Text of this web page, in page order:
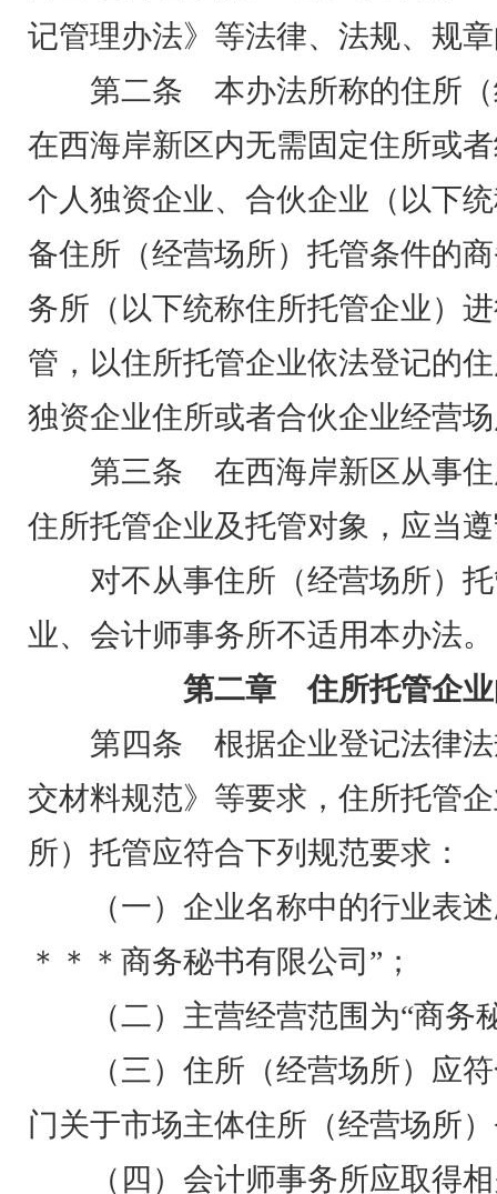
记管理办法》等法律、法规、规
第二条 本办法所称的住所
在西海岸新区内无需固定住所或
个人独资企业、合伙企业（以下
备住所（经营场所）托管条件的
务所（以下统称住所托管企业）
管，以住所托管企业依法登记的
独资企业住所或者合伙企业经营
第三条 在西海岸新区从事
住所托管企业及托管对象，应当
对不从事住所（经营场所）
业、会计师事务所不适用本办法。
第二章 住所托管企业
第四条 根据企业登记法律
交材料规范》等要求，住所托管
所）托管应符合下列规范要求：
（一）企业名称中的行业表
＊＊＊商务秘书有限公司”；
（二）主营经营范围为“商务
（三）住所（经营场所）应
门关于市场主体住所（经营场所
（四）会计师事务所应取得